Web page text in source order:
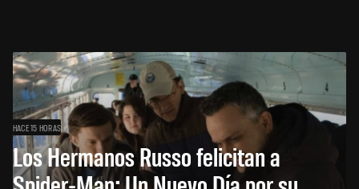
HACE 15 HORAS
Los Hermanos Russo felicitan a